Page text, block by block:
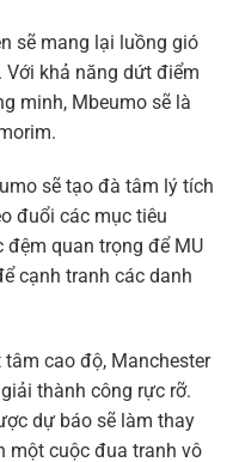
sẽ mang lại luồng gió
Với khả năng dứt điểm
minh, Mbeumo sẽ là
sẽ tạo đà tâm lý tích
đuổi các mục tiêu
quan trọng để MU
cạnh tranh các danh
cao độ, Manchester
thành công rực rỡ.
dự báo sẽ làm thay
một cuộc đua tranh vô